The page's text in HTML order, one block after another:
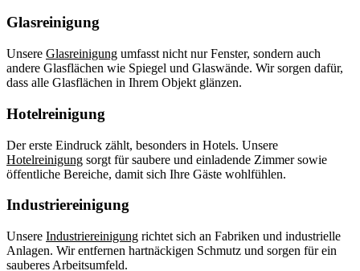
Glasreinigung
Unsere Glasreinigung umfasst nicht nur Fenster, sondern auch
andere Glasflächen wie Spiegel und Glaswände. Wir sorgen dafür,
dass alle Glasflächen in Ihrem Objekt glänzen.
Hotelreinigung
Der erste Eindruck zählt, besonders in Hotels. Unsere
Hotelreinigung sorgt für saubere und einladende Zimmer sowie
öffentliche Bereiche, damit sich Ihre Gäste wohlfühlen.
Industriereinigung
Unsere Industriereinigung richtet sich an Fabriken und industrielle
Anlagen. Wir entfernen hartnäckigen Schmutz und sorgen für ein
sauberes Arbeitsumfeld.